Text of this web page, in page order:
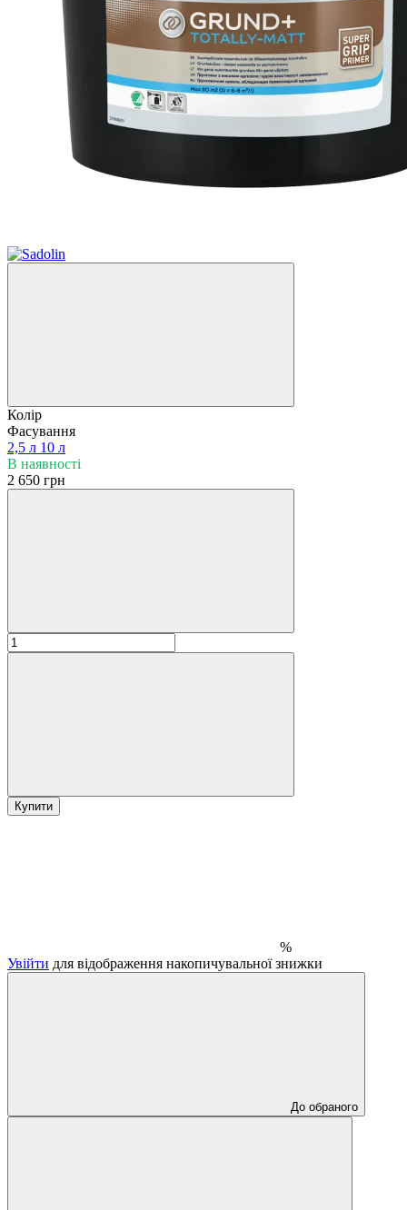
Колір
Фасування
2,5 л 10 л
В наявності
2 650 грн
Купити
%
Увійти для відображення накопичувальної знижки
До обраного